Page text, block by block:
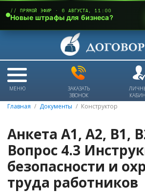
МЕНЮ
ЗАКАЗАТЬ
ЗВОНОК
Главная Документы Конструктор
Анкета А1, А2, В1,
Вопрос 4.3
безопасности и
труда работников
// ПРЯМОЙ ЭФИР · 6 АВГУСТА, 11:00
Новые штрафы для бизнеса?